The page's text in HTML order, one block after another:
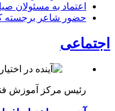
اعتماد به مسئولان
حضور شاعر برجسته
اجتماعی
رئیس مرکز آموزش